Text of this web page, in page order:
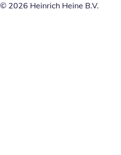
© 2026 Heinrich Heine B.V.